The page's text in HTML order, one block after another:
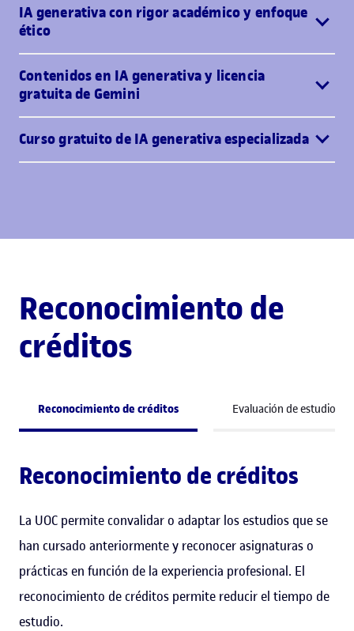
IA generativa con rigor académico y enfoque
ético
Contenidos en IA generativa y licencia
gratuita de Gemini
Curso gratuito de IA generativa especializada
Reconocimiento de
créditos
Reconocimiento de créditos Evaluación de estudios
Reconocimiento de créditos
La UOC permite convalidar o adaptar los estudios que se
han cursado anteriormente y reconocer asignaturas o
prácticas en función de la experiencia profesional. El
reconocimiento de créditos permite reducir el tiempo de
estudio.